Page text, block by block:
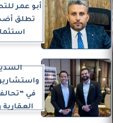
تطلق
في